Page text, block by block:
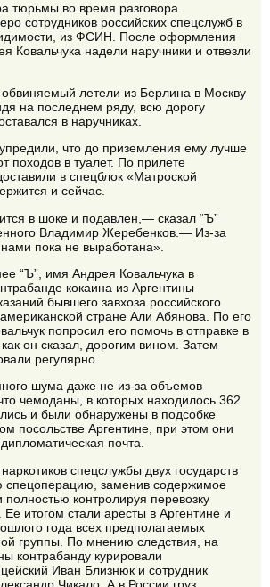
тюрьмы во время разговора
сотрудников российских спецслужб в
из ФСИН. После оформления
Ковальчука надели наручники и отвезли
летели из Берлина в Москву
на последнем ряду, всю дорогу
в наручниках.
что до приземления ему лучше
походов в туалет. По прилете
в спецблок «Матроской
и сейчас.
в шоке и подавлен,— сказал “Ъ”
Владимир Жеребенков.— Из-за
пока не выработана».
“Ъ”, имя Андрея Ковальчука в
кокаина из Аргентины
бывшего завхоза российского
стране Али Абянова. По его
попросил его помочь в отправке в
он сказал, дорогим вином. Затем
регулярно.
шума даже не из-за объемов
чемоданы, в которых находилось 362
и были обнаружены в подсобке
посольстве Аргентине, при этом они
почта.
спецслужбы двух государств
спецоперацию, заменив содержимое
контролируя перевозку
итогом стали аресты в Аргентине и
года всех предполагаемых
группы. По мнению следствия, на
контрабанду курировали
Иван Близнюк и сотрудник
Чикало. А в России груз